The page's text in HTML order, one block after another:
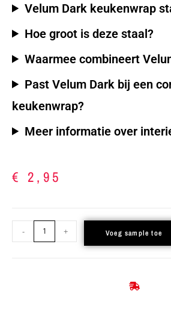
Velum Dark keukenwrap
Hoe groot is deze staal?
Waarmee combineert
Past Velum Dark bij een
keukenwrap?
Meer informatie over
€ 2,95
- + Voeg sample toe